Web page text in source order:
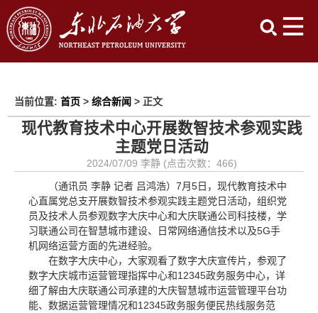
当前位置: 首页> 综合新闻 > 正文
现代教育技术中心开展数智技术参观实践
主题党日活动
2024/07/09 李静 (点击次数：466)
（通讯员 李静 记者 吕鸿浩）7月5日，现代教育技术中
心直属党总支开展数智技术参观实践主题党日活动，组织党
员及技术人员参观数字大庆中心和大庆联通公司科技楼，学
习联通公司在智慧城市建设、日常网络通信技术以及5G手
机网络运营方面的先进经验。
在数字大庆中心，大家观看了数字大庆宣传片，参观了
数字大庆城市运营管理指挥中心和12345政务服务中心，详
细了解由大庆联通公司承建的大庆智慧城市运营管理平台功
能、数据运营管理情况和12345政务服务便民热线服务范